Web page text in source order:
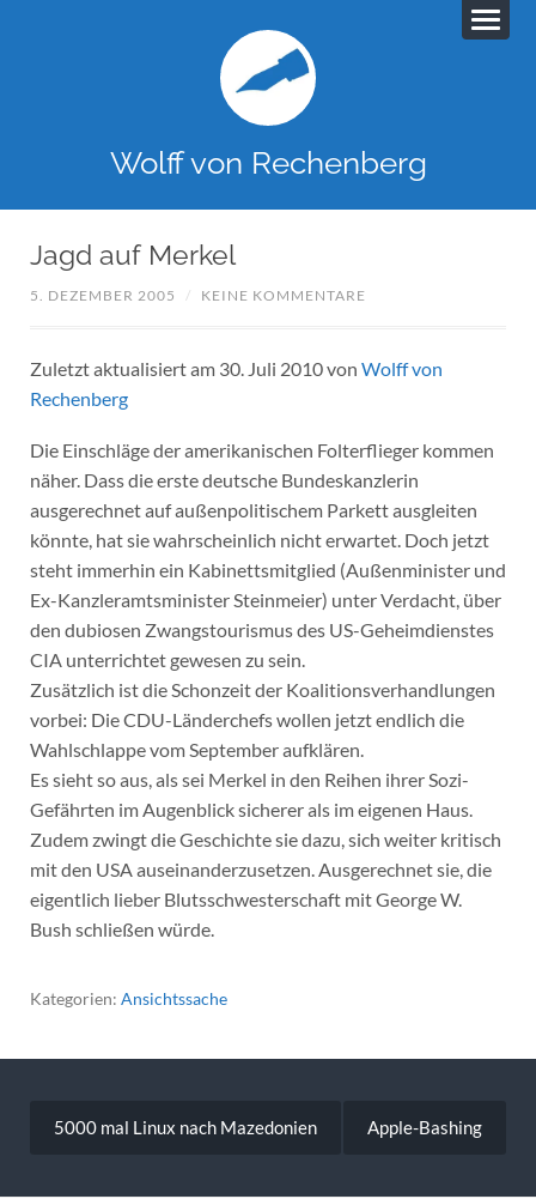
Wolff von Rechenberg
Jagd auf Merkel
5. DEZEMBER 2005 / KEINE KOMMENTARE
Zuletzt aktualisiert am 30. Juli 2010 von Wolff von
Rechenberg
Die Einschläge der amerikanischen Folterflieger kommen
näher. Dass die erste deutsche Bundeskanzlerin
ausgerechnet auf außenpolitischem Parkett ausgleiten
könnte, hat sie wahrscheinlich nicht erwartet. Doch jetzt
steht immerhin ein Kabinettsmitglied (Außenminister und
Ex-Kanzleramtsminister Steinmeier) unter Verdacht, über
den dubiosen Zwangstourismus des US-Geheimdienstes
CIA unterrichtet gewesen zu sein.
Zusätzlich ist die Schonzeit der Koalitionsverhandlungen
vorbei: Die CDU-Länderchefs wollen jetzt endlich die
Wahlschlappe vom September aufklären.
Es sieht so aus, als sei Merkel in den Reihen ihrer Sozi-
Gefährten im Augenblick sicherer als im eigenen Haus.
Zudem zwingt die Geschichte sie dazu, sich weiter kritisch
mit den USA auseinanderzusetzen. Ausgerechnet sie, die
eigentlich lieber Blutsschwesterschaft mit George W.
Bush schließen würde.
Kategorien: Ansichtssache
5000 mal Linux nach Mazedonien Apple-Bashing